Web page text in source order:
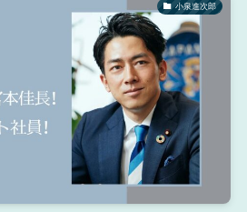
小泉進次郎